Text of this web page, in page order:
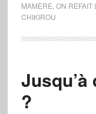
MAMÈRE ON REFAIT
CHIKIROU
Jusqu’à
?